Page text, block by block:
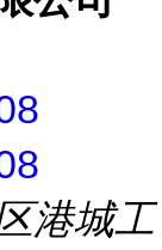
港城工